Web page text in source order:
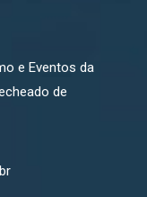
e Eventos da
de